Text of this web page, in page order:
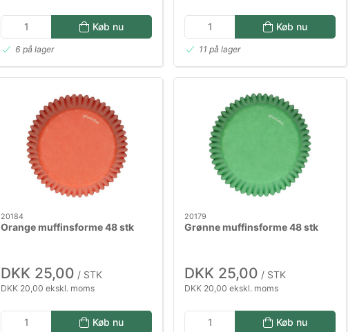
Køb nu
6 på lager
Køb nu
11 på lager
20184
Orange muffinsforme 48 stk
DKK 25,00 / STK
DKK 20,00 ekskl. moms
Køb nu
20179
Grønne muffinsforme 48 stk
DKK 25,00 / STK
DKK 20,00 ekskl. moms
Køb nu